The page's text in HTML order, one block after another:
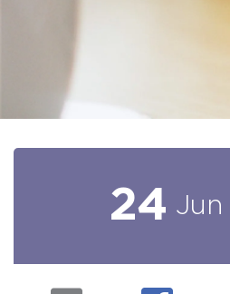
24 Jun